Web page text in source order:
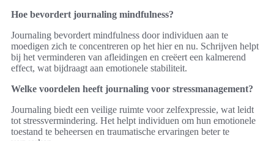
Hoe bevordert journaling mindfulness?
Journaling bevordert mindfulness door individuen aan te
moedigen zich te concentreren op het hier en nu. Schrijven helpt
bij het verminderen van afleidingen en creëert een kalmerend
effect, wat bijdraagt aan emotionele stabiliteit.
Welke voordelen heeft journaling voor stressmanagement?
Journaling biedt een veilige ruimte voor zelfexpressie, wat leidt
tot stressvermindering. Het helpt individuen om hun emotionele
toestand te beheersen en traumatische ervaringen beter te